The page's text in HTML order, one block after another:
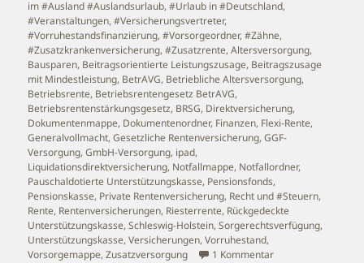
im #Ausland #Auslandsurlaub,#Urlaub in #Deutschland,
#Veranstaltungen,#Versicherungsvertreter,
#Vorruhestandsfinanzierung,#Vorsorgeordner,#Zähne,
#Zusatzkrankenversicherung,#Zusatzrente,Altersversorgung,
Bausparen, Beitragsorientierte Leistungszusage, Beitragszusage
mit Mindestleistung, BetrAVG, Betriebliche Altersversorgung,
Betriebsrente, Betriebsrentengesetz BetrAVG,
Betriebsrentenstärkungsgesetz, BRSG, Direktversicherung,
Dokumentenmappe, Dokumentenordner, Finanzen, Flexi-Rente,
Generalvollmacht,Gesetzliche Rentenversicherung,GGF-
Versorgung,GmbH-Versorgung, ipad,
Liquidationsdirektversicherung, Notfallmappe, Notfallordner,
Pauschaldotierte Unterstützungskasse, Pensionsfonds,
Pensionskasse, Private Rentenversicherung, Recht und #Steuern,
Rente, Rentenversicherungen, Riesterrente, Rückgedeckte
Unterstützungskasse,Schleswig-Holstein,Sorgerechtsverfügung,
Unterstützungskasse,Versicherungen,Vorruhestand,
Vorsorgemappe,Zusatzversorgung 1 Kommentarzu